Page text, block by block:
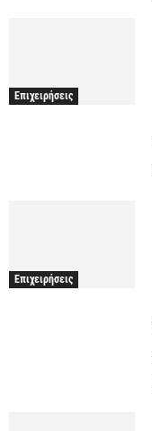
Επιχειρήσεις
Επιχειρήσεις